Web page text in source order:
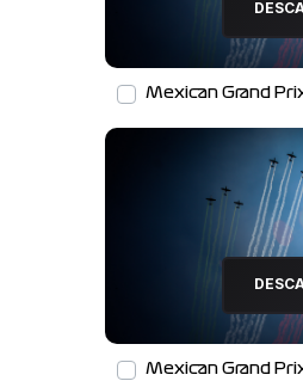
Mexican Grand
Mexican Grand